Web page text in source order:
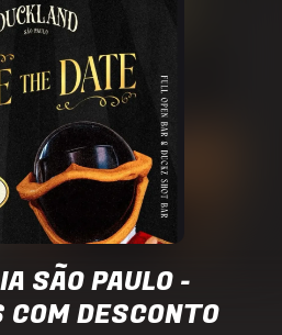
SÃO PAULO -
DESCONTO